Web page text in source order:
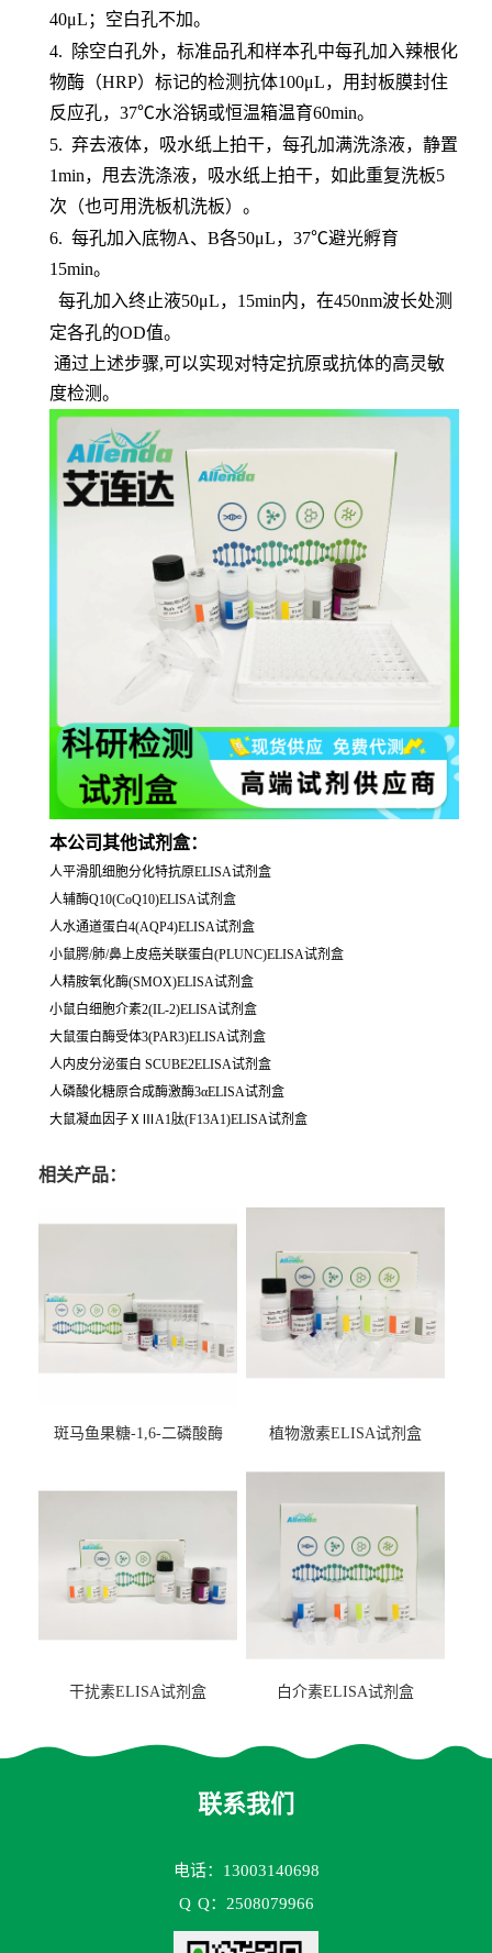
40μL；空白孔不加。
4.
除空白孔外，标准品孔和样本孔中每孔加入辣根化
物酶（HRP）标记的检测抗体100μL，用封板膜封住
反应孔，37℃水浴锅或恒温箱温育60min。
5. 弃去液体，吸水纸上拍干，每孔加满洗涤液，静置
1min，甩去洗涤液，吸水纸上拍干，如此重复洗板5
次（也可用洗板机洗板）。
6. 每孔加入底物A、B各50μL，37℃避光孵育
15min。
每孔加入终止液50μL，15min内，在450nm波长处测
定各孔的OD值。
通过上述步骤,可以实现对特定抗原或抗体的高灵敏
度检测。
本公司其他试剂盒：
人平滑肌细胞分化特抗原ELISA试剂盒
人辅酶Q10(CoQ10)ELISA试剂盒
人水通道蛋白4(AQP4)ELISA试剂盒
小鼠腭/肺/鼻上皮癌关联蛋白(PLUNC)ELISA试剂盒
人精胺氧化酶(SMOX)ELISA试剂盒
小鼠白细胞介素2(IL-2)ELISA试剂盒
大鼠蛋白酶受体3(PAR3)ELISA试剂盒
人内皮分泌蛋白 SCUBE2ELISA试剂盒
人磷酸化糖原合成酶激酶3αELISA试剂盒
大鼠凝血因子ⅩⅢA1肽(F13A1)ELISA试剂盒
相关产品：
斑马鱼果糖-1,6-二磷酸酶
盒
植物激素ELISA试剂盒
干扰素ELISA试剂盒 白介素ELISA试剂盒
联系我们
电话：13003140698
Q Q：2508079966